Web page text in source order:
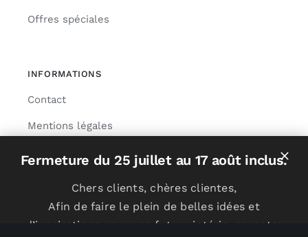
Offres spéciales
INFORMATIONS
Contact
Mentions légales
Fermeture du 25 juillet au 17 août inclus.
Chers clients, chères clientes,
Afin de faire le plein de belles idées et
d’inspirations pour vos futurs intérieurs, notre